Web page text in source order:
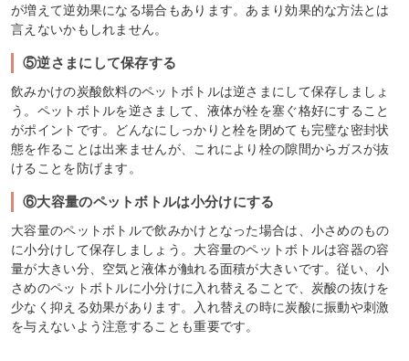
が増えて逆効果になる場合もあります。あまり効果的な方法とは
言えないかもしれません。
⑤逆さまにして保存する
飲みかけの炭酸飲料のペットボトルは逆さまにして保存しましょ
う。ペットボトルを逆さまして、液体が栓を塞ぐ格好にすること
がポイントです。どんなにしっかりと栓を閉めても完璧な密封状
態を作ることは出来ませんが、これにより栓の隙間からガスが抜
けることを防げます。
⑥大容量のペットボトルは小分けにする
大容量のペットボトルで飲みかけとなった場合は、小さめのもの
に小分けして保存しましょう。大容量のペットボトルは容器の容
量が大きい分、空気と液体が触れる面積が大きいです。従い、小
さめのペットボトルに小分けに入れ替えることで、炭酸の抜けを
少なく抑える効果があります。入れ替えの時に炭酸に振動や刺激
を与えないよう注意することも重要です。